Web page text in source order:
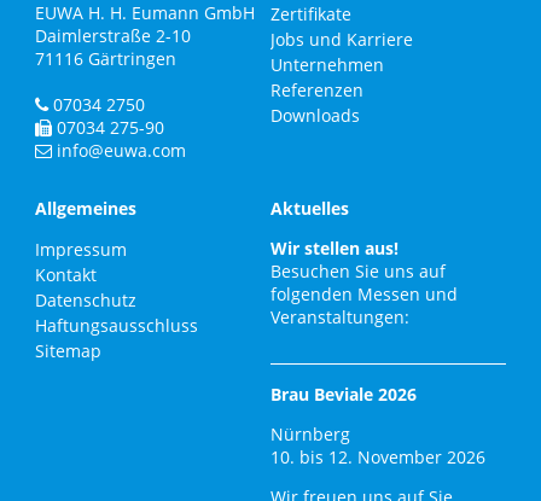
EUWA H. H. Eumann GmbH
Daimlerstraße 2-10
71116 Gärtringen
07034 2750
07034 275-90
info@euwa.com
Zertifikate
Jobs und Karriere
Unternehmen
Referenzen
Downloads
Allgemeines
Impressum
Kontakt
Datenschutz
Haftungsausschluss
Sitemap
Aktuelles
Wir stellen aus!
Besuchen Sie uns auf
folgenden Messen und
Veranstaltungen:
Brau Beviale 2026
Nürnberg
10. bis 12. November 2026